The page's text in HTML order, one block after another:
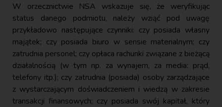
W orzecznictwie NSA wskazuje się, że weryfikując
status danego podmiotu, należy wziąć pod uwagę
przykładowo następujące czynniki: czy posiada własny
majątek; czy posiada biuro w sensie materialnym; czy
zatrudnia personel; czy opłaca rachunki związane z bieżącą
działalnością (w tym np. za wynajem, za media: prąd,
telefony itp.); czy zatrudnia (posiada) osoby zarządzające
z wystarczającym doświadczeniem i wiedzą w zakresie
transakcji finansowych; czy posiada swój kapitał, który